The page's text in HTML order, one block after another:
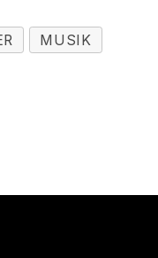
MUSIK